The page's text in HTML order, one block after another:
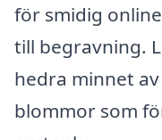
för smidig
till begravning.
hedra minnet
blommor som